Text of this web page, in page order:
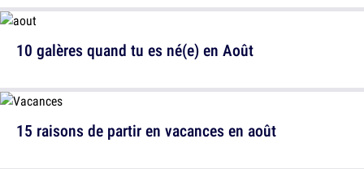
10 galères quand tu es né(e) en Août
15 raisons de partir en vacances en août